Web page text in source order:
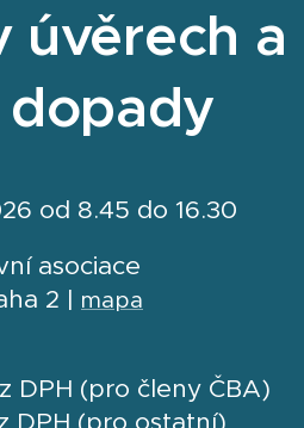
úvěrech a
od 8.45 do 16.30
asociace
2 | mapa
DPH (pro členy ČBA)